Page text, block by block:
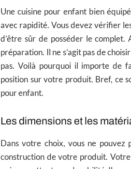
Une cuisine pour enfant bien
avec rapidité. Vous devez vérifier
d’être sûr de posséder le
préparation. Il ne s’agit pas de
pas. Voilà pourquoi il importe de
position sur votre produit. Bref, ce
pour enfant.
Les dimensions et les
Dans votre choix, vous ne
construction de votre produit.